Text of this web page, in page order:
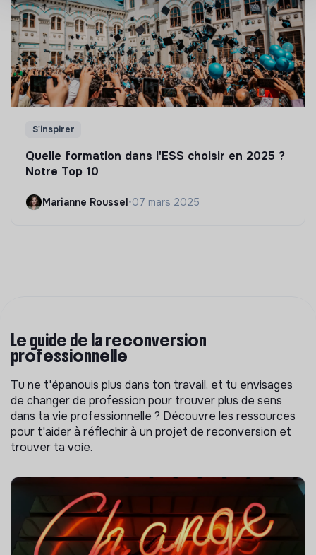
S'inspirer
Quelle formation dans l'ESS choisir en 2025 ?
Notre Top 10
Marianne Roussel•07 mars 2025
Le guide de la reconversion
professionnelle
Tu ne t'épanouis plus dans ton travail, et tu envisages
de changer de profession pour trouver plus de sens
dans ta vie professionnelle ? Découvre les ressources
pour t'aider à réflechir à un projet de reconversion et
trouver ta voie.